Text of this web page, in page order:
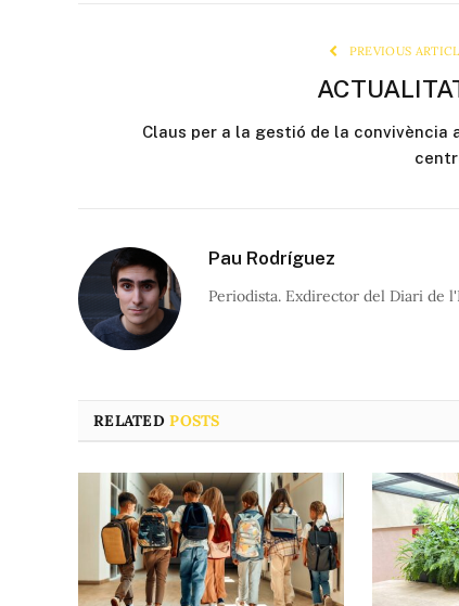
PREVIOUS
Claus per a la gestió de la convivència
Pau Rodríguez
Periodista. Exdirector del Diari de
RELATEDPOSTS